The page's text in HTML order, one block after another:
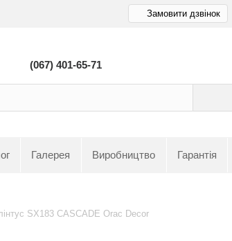
Замовити дзвінок
(067) 401-65-71
Галерея Виробництво Гарантія
SX183 CASCADE Orac Decor